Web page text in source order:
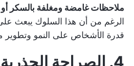
ملاحظات غامضة ومغلفة بالسكر أو
الرغم من أن هذا السلوك يبعث على
قدرة الأشخاص على النمو وتطوير
4. الصراحة الجذرية